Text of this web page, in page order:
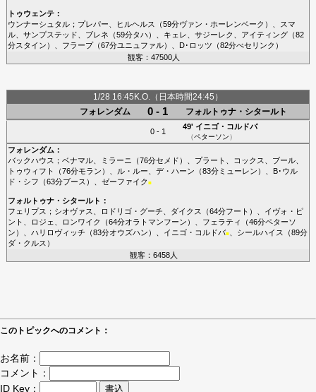
トゥウェンテ：
ウンナーシュタル； プレパー ヒルヘルス （59分ヴァン・ホーレンベーク ）、 スマ
ル、 サンプステッド ブレネ （59分タハ）、 キェレ サジーレク アイティング（82
分スタイン ）、 フラープ（67分ユニュファル）、 D･ロッツ （82分べセリンク ）
観客：47500人
1/28 16:45K.O.（日本時間24:45）
フォレンダム
0 - 1 フォルトゥナ・シタールト
0 - 1
49' イニゴ・コルドバ
（ペターソン）
フォレンダム ：
バックハウス ； ベナマル、 ミラーニ （76分セメド ）、 プラート コックス ブール、
トゥウィフト
（76分モラン ）、 ル・ルー デ・ハーン （83分ミューレン ）、 B･ウル
ド・シフ （63分ブース ）、 ゼーファイク ■
フォルトゥナ・シタールト ：
フェリプス ； シオヴァス ロドリゴ・グーチ ダイクス （64分フート ）、 イヴォ・ピ
ント
ロジェ ロンワイク （64分オラトマンフーン ）、 フェラティ （46分ペターソ
ン ）、 ハリロヴィッチ （83分オウズハン ）、 イニゴ・コルドバ■、 シールハイス
（89分
ダ・クルス ）
観客：6458人
このトピックへのコメント：
お名前：
コメント：
ID Key：